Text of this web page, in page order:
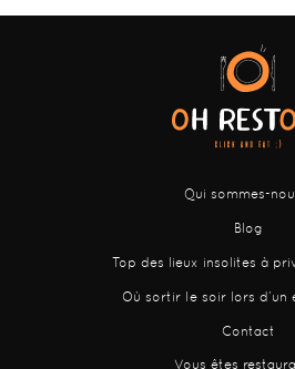
Qui sommes-
Blog
Top des lieux insolites à
Où sortir le soir lors d’un
Contact
Vous êtes